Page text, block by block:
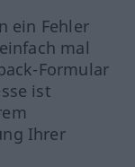
ein Fehler
mal
Formular
ist
Ihrer